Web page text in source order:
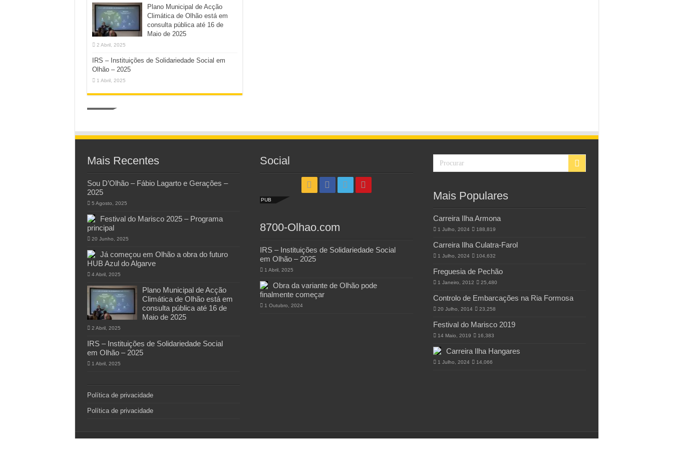
Plano Municipal de Acção
Climática de Olhão está em
consulta pública até 16 de
Maio de 2025
2 Abril, 2025
IRS – Instituições de Solidariedade Social em
Olhão – 2025
1 Abril, 2025
Mais Recentes
Sou D’Olhão – Fábio Lagarto e Gerações –
2025
5 Agosto, 2025
Festival do Marisco 2025 – Programa
principal
20 Junho, 2025
Já começou em Olhão a obra do futuro
HUB Azul do Algarve
4 Abril, 2025
Plano Municipal de Acção
Climática de Olhão está em
consulta pública até 16 de
Maio de 2025
2 Abril, 2025
IRS – Instituições de Solidariedade Social
em Olhão – 2025
1 Abril, 2025
Política de privacidade
Política de privacidade
Social
PUB
8700-Olhao.com
IRS – Instituições de Solidariedade Social
em Olhão – 2025
1 Abril, 2025
Obra da variante de Olhão pode
finalmente começar
1 Outubro, 2024
Mais Populares
Carreira Ilha Armona
1 Julho, 2024 188,819
Carreira Ilha Culatra-Farol
1 Julho, 2024 104,632
Freguesia de Pechão
1 Janeiro, 2012 25,480
Controlo de Embarcações na Ria Formosa
20 Julho, 2014 23,258
Festival do Marisco 2019
14 Maio, 2019 16,383
Carreira Ilha Hangares
1 Julho, 2024 14,066